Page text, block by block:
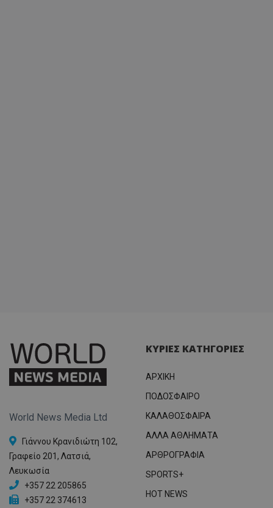
World News Media Ltd
Γιάννου Κρανιδιώτη 102,
Γραφείο 201, Λατσιά,
Λευκωσία
+357 22 205865
+357 22 374613
ΚΥΡΙΕΣ ΚΑΤΗΓΟΡΙΕΣ
ΑΡΧΙΚΗ
ΠΟΔΟΣΦΑΙΡΟ
ΚΑΛΑΘΟΣΦΑΙΡΑ
ΑΛΛΑ ΑΘΛΗΜΑΤΑ
ΑΡΘΡΟΓΡΑΦΙΑ
SPORTS+
HOT NEWS